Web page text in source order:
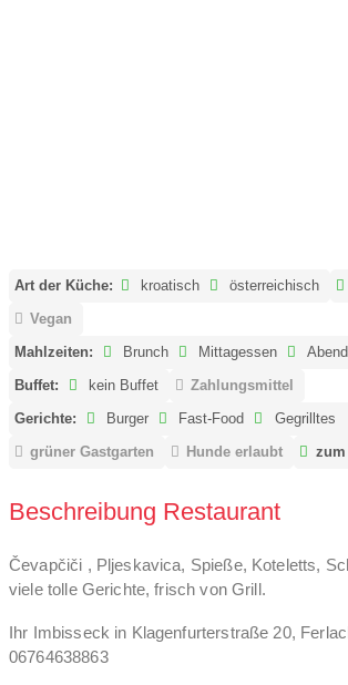
Art der Küche: kroatisch österreichisch
Vegan
Mahlzeiten:
Brunch Mittagessen
Buffet:
kein Buffet
Zahlungsmittel
Gerichte:
Burger Fast-Food
Gegrilltes
grüner Gastgarten
Hunde erlaubt zum
Beschreibung Restaurant
Čevapčiči , Pljeskavica, Spieße, Koteletts,
viele tolle Gerichte, frisch von Grill.
Ihr Imbisseck in Klagenfurterstraße 20,
06764638863